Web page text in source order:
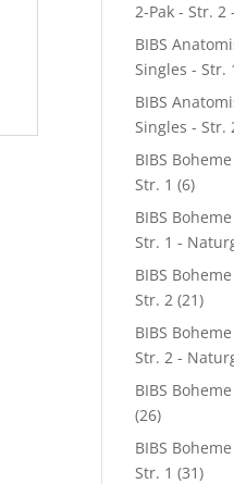
2-Pak - Str. 2
BIBS
Singles - Str.
BIBS
Singles - Str.
BIBS
Str. 1 (6)
BIBS
Str. 1 -
BIBS
Str. 2 (21)
BIBS
Str. 2 -
BIBS
(26)
BIBS
Str. 1 (31)